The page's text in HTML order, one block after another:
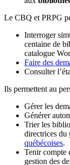
Le CBQ et PRPG
Interroger
centaine de
catalogue
Faire des
Consulter
Ils permettent au
Gérer les
Générer
Trier les
directrices du
québécoises.
Tenir compte
gestion des